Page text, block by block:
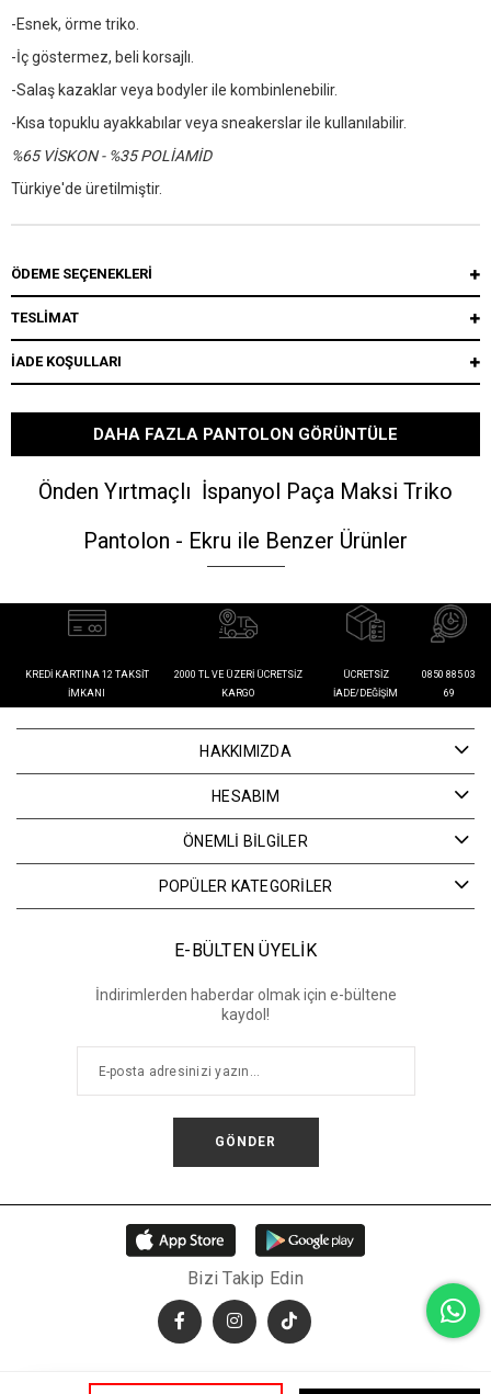
-Esnek, örme triko.
-İç göstermez, beli korsajlı.
-Salaş kazaklar veya bodyler ile kombinlenebilir.
-Kısa topuklu ayakkabılar veya sneakerslar ile kullanılabilir.
%65 VİSKON - %35 POLİAMİD
Türkiye'de üretilmiştir.
ÖDEME SEÇENEKLERI
TESLİMAT
İADE KOŞULLARI
DAHA FAZLA PANTOLON GÖRÜNTÜLE
Önden Yırtmaçlı İspanyol Paça Maksi Triko
Pantolon - Ekru ile Benzer Ürünler
KREDI KARTINA 12 TAKSIT
İMKANI
2000 TL VE ÜZERI ÜCRETSIZ
KARGO
ÜCRETSIZ
İADE/DEĞIŞIM
0850 885 03
69
HAKKIMIZDA
HESABIM
ÖNEMLİ BİLGİLER
POPÜLER KATEGORİLER
E-BÜLTEN ÜYELİK
İndirimlerden haberdar olmak için e-bültene
kaydol!
GÖNDER
Bizi Takip Edin